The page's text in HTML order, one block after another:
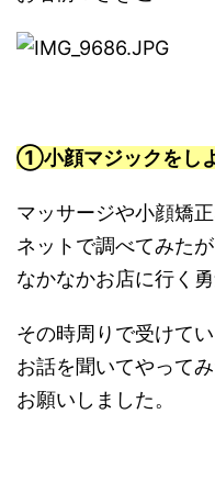
①小顔マジックをし
マッサージや小顔矯
ネットで調べてみたが
なかなかお店に行く
その時周りで受けて
お話を聞いてやってみ
お願いしました。